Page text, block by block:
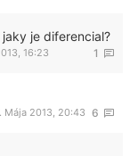
je diferencial?
1
16:23
6
Mája 2013, 20:43